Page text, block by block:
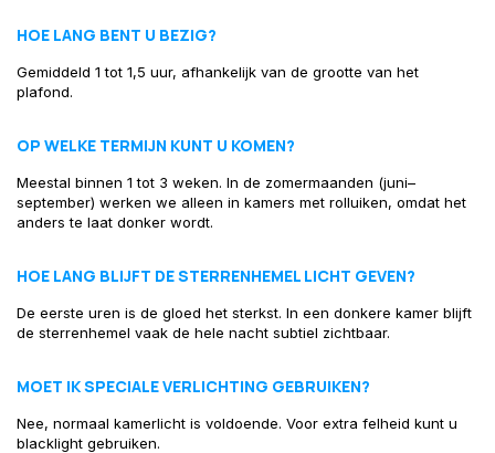
HOE LANG BENT U BEZIG?
Gemiddeld 1 tot 1,5 uur, afhankelijk van de grootte van het
plafond.
OP WELKE TERMIJN KUNT U KOMEN?
Meestal binnen 1 tot 3 weken. In de zomermaanden (juni–
september) werken we alleen in kamers met rolluiken, omdat het
anders te laat donker wordt.
HOE LANG BLIJFT DE STERRENHEMEL LICHT GEVEN?
De eerste uren is de gloed het sterkst. In een donkere kamer blijft
de sterrenhemel vaak de hele nacht subtiel zichtbaar.
MOET IK SPECIALE VERLICHTING GEBRUIKEN?
Nee, normaal kamerlicht is voldoende. Voor extra felheid kunt u
blacklight gebruiken.